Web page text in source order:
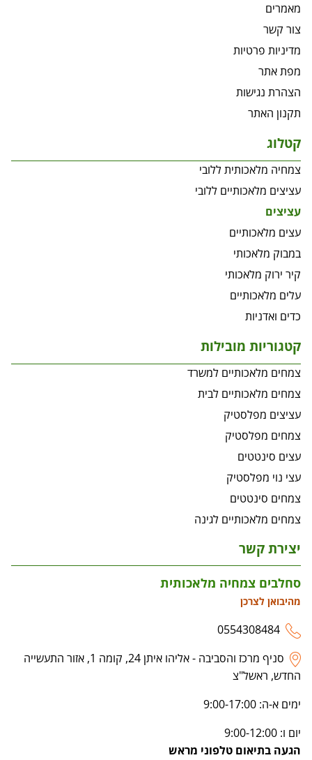
מאמרים
צור קשר
מדיניות פרטיות
מפת אתר
הצהרת נגישות
תקנון האתר
קטלוג
צמחיה מלאכותית ללובי
עציצים מלאכותיים ללובי
עציצים
עצים מלאכותיים
במבוק מלאכותי
קיר ירוק מלאכותי
עלים מלאכותיים
כדים ואדניות
קטגוריות מובילות
צמחים מלאכותיים למשרד
צמחים מלאכותיים לבית
עציצים מפלסטיק
צמחים מפלסטיק
עצים סינטטים
עצי נוי מפלסטיק
צמחים סינטטים
צמחים מלאכותיים לגינה
יצירת קשר
סחלבים צמחיה מלאכותית
מהיבואן לצרכן
0554308484
סניף מרכז והסביבה - אליהו איתן 24, קומה 1, אזור התעשייה
החדש, ראשל"צ
ימים א-ה: 9:00-17:00
יום ו: 9:00-12:00
הגעה בתיאום טלפוני מראש